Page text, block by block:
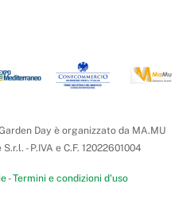
Top
Day è organizzato da MA.MU
- P.IVA e C.F. 12022601004
-Termini e condizioni d'uso